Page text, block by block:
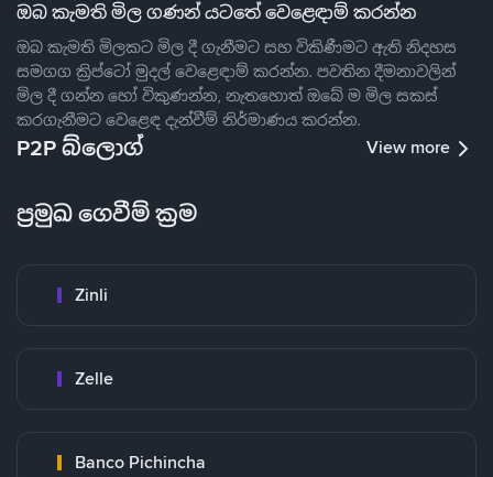
ඔබ කැමති මිල ගණන් යටතේ වෙළෙඳාම් කරන්න
ඔබ කැමති මිලකට මිල දී ගැනීමට සහ විකිණීමට ඇති නිදහස
සමගග ක්‍රිප්ටෝ මුදල් වෙළෙඳාම් කරන්න. පවතින දීමනාවලින්
මිල දී ගන්න හෝ විකුණන්න, නැතහොත් ඔබේ ම මිල සකස්
කරගැනීමට වෙළෙඳ දැන්වීම් නිර්මාණය කරන්න.
P2P බ්ලොග් View more
ප්‍රමුඛ ගෙවීම් ක්‍රම
Zinli
Zelle
Banco Pichincha